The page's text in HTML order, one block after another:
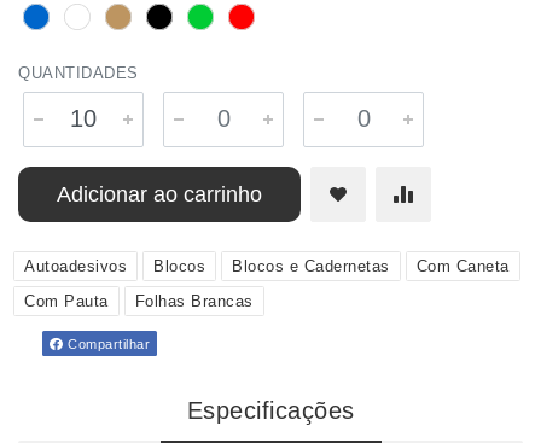
QUANTIDADES
Adicionar ao carrinho
Autoadesivos Blocos Blocos e Cadernetas
Com Caneta
Com Pauta
Folhas Brancas
Compartilhar
Especificações